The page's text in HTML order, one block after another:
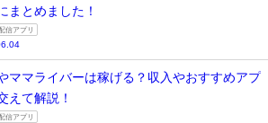
まとめました！
信アプリ
ママライバーは稼げる？収入やおすすめアプ
えて解説！
信アプリ